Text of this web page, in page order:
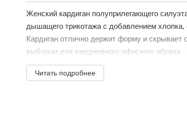
Женский кардиган полуприлегающего
дышащего трикотажа с добавлением хлопка,
Кардиган отлично держит форму и
выбором для ежедневного офисного образа
Читать подробнее